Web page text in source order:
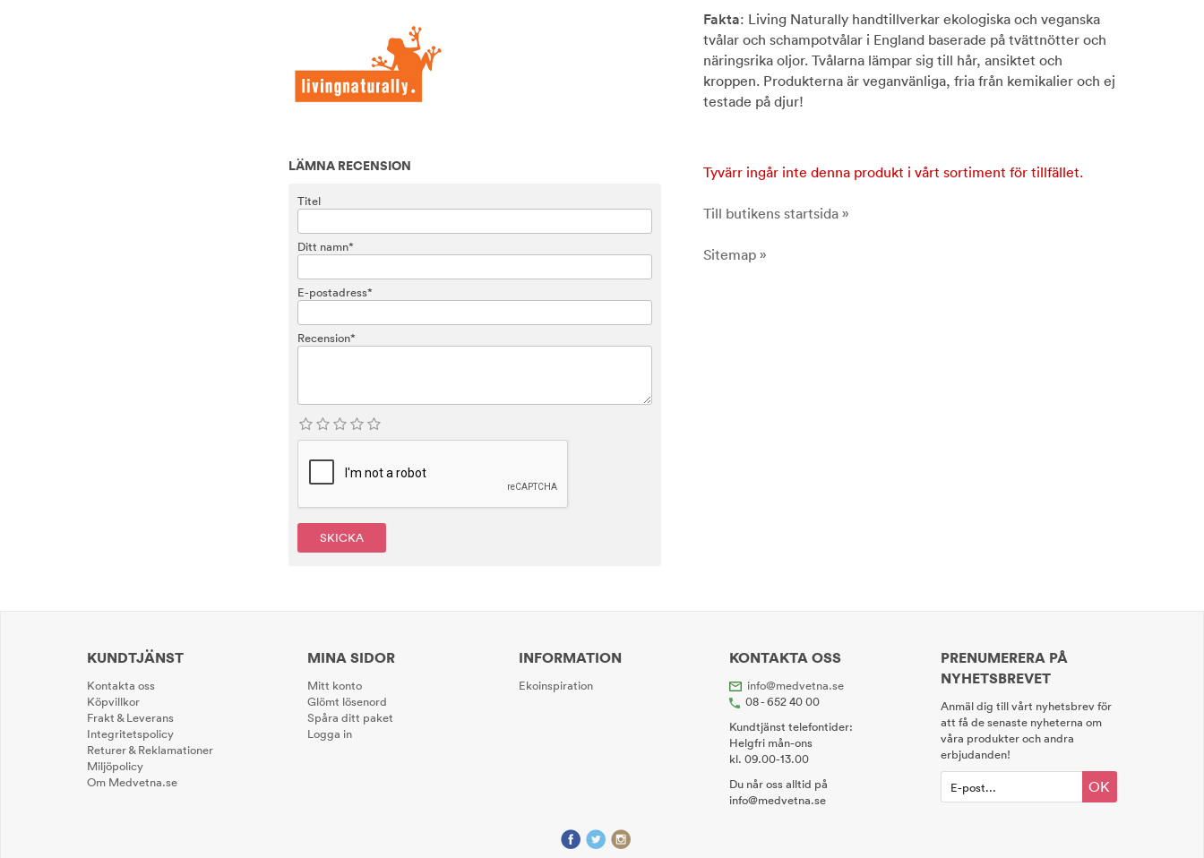
Fakta: Living Naturally handtillverkar ekologiska och veganska
tvålar och schampotvålar i England baserade på tvättnötter och
näringsrika oljor. Tvålarna lämpar sig till hår, ansiktet och
kroppen. Produkterna är veganvänliga, fria från kemikalier och ej
testade på djur!
Tyvärr ingår inte denna produkt i vårt sortiment för tillfället.
Till butikens startsida »
Sitemap »
LÄMNA RECENSION
Titel
Ditt namn*
E-postadress*
Recension*
SKICKA
KUNDTJÄNST
Kontakta oss
Köpvillkor
Frakt & Leverans
Integritetspolicy
Returer & Reklamationer
Miljöpolicy
Om Medvetna.se
MINA SIDOR
Mitt konto
Glömt lösenord
Spåra ditt paket
Logga in
INFORMATION
Ekoinspiration
KONTAKTA OSS
info@medvetna.se
08 - 652 40 00
Kundtjänst telefontider:
Helgfri mån-ons
kl. 09.00-13.00
Du når oss alltid på
info@medvetna.se
PRENUMERERA PÅ
NYHETSBREVET
Anmäl dig till vårt nyhetsbrev för
att få de senaste nyheterna om
våra produkter och andra
erbjudanden!
OK